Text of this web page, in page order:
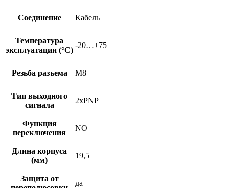
Соединение Кабель
Температура
эксплуатации (°C)
-20…+75
Резьба разъема M8
Тип выходного
сигнала
2xPNP
Функция
переключения
NO
Длина корпуса
(мм)
19,5
Защита от
да